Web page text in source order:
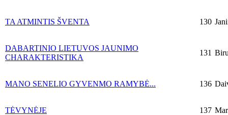
TA ATMINTIS ŠVENTA 130
DABARTINIO LIETUVOS JAUNIMO
CHARAKTERISTIKA
131
MANO SENELIO GYVENMO RAMYBĖ... 136
TĖVYNĖJE 137